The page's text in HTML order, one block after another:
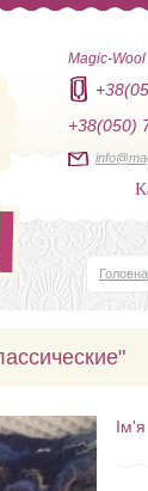
Magic-Wool
+38(050)
Головна
Ім'я